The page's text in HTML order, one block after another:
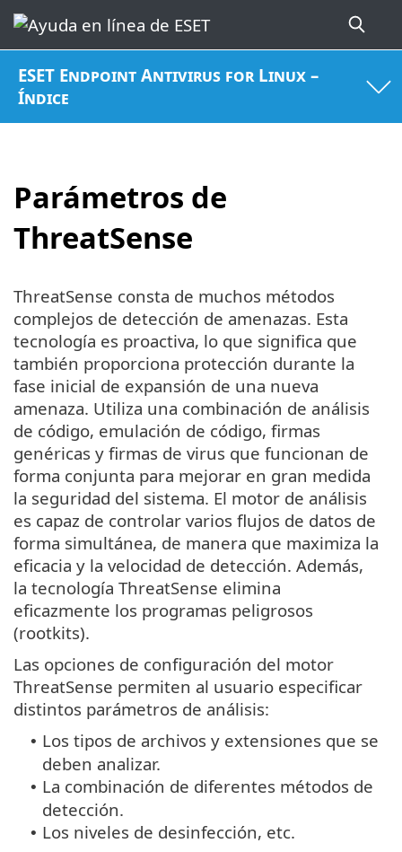
ESET Endpoint Antivirus for Linux –
Índice
Parámetros de
ThreatSense
ThreatSense consta de muchos métodos
complejos de detección de amenazas. Esta
tecnología es proactiva, lo que significa que
también proporciona protección durante la
fase inicial de expansión de una nueva
amenaza. Utiliza una combinación de análisis
de código, emulación de código, firmas
genéricas y firmas de virus que funcionan de
forma conjunta para mejorar en gran medida
la seguridad del sistema. El motor de análisis
es capaz de controlar varios flujos de datos de
forma simultánea, de manera que maximiza la
eficacia y la velocidad de detección. Además,
la tecnología ThreatSense elimina
eficazmente los programas peligrosos
(rootkits).
Las opciones de configuración del motor
ThreatSense permiten al usuario especificar
distintos parámetros de análisis:
• Los tipos de archivos y extensiones que se
deben analizar.
• La combinación de diferentes métodos de
detección.
• Los niveles de desinfección, etc.